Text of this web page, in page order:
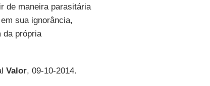
de maneira parasitária
sua ignorância,
da própria
Valor, 09-10-2014.